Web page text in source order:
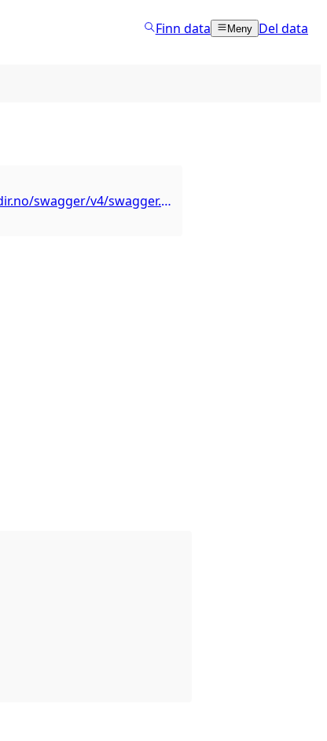
Finn data Meny Del data
https://data-nlr.udir.no/swagger/v4/swagger.json